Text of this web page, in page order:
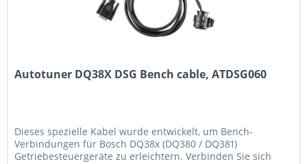
Autotuner DQ38X DSG Bench cable, ATDSG060
Dieses spezielle Kabel wurde entwickelt, um Bench-
Verbindungen für Bosch DQ38x (DQ380 / DQ381)
Getriebesteuergeräte zu erleichtern. Verbinden Sie sich